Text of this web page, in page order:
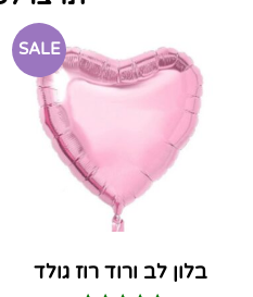
SALE
בלון לב ורוד רוז גולד